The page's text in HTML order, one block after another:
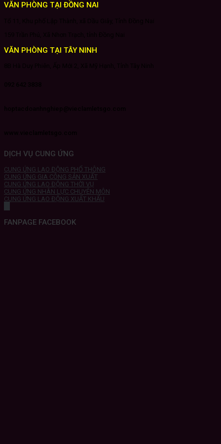
VĂN PHÒNG TẠI ĐỒNG NAI
VĂN PHÒNG TẠI TÂY NINH
DỊCH VỤ CUNG ỨNG
CUNG ỨNG LAO ĐỘNG PHỔ THÔNG
CUNG ỨNG GIA CÔNG SẢN XUẤT
CUNG ỨNG LAO ĐỘNG THỜI VỤ
CUNG ỨNG NHÂN LỰC CHUYÊN MÔN
CUNG ỨNG LAO ĐỘNG XUẤT KHẨU
FANPAGE FACEBOOK